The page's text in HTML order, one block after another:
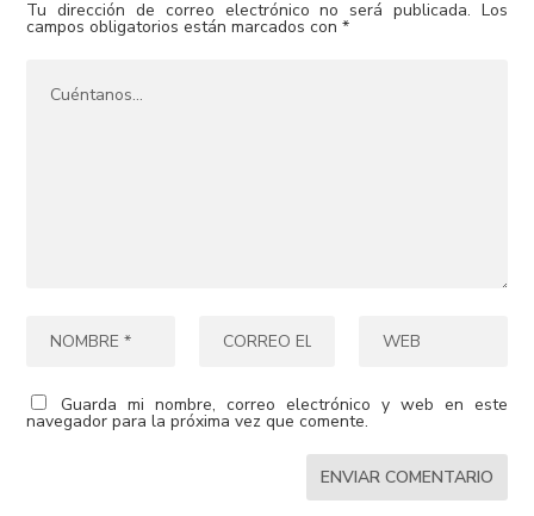
Tu dirección de correo electrónico no será publicada. Los
campos obligatorios están marcados con*
Guarda mi nombre, correo electrónico y web en este
navegador para la próxima vez que comente.